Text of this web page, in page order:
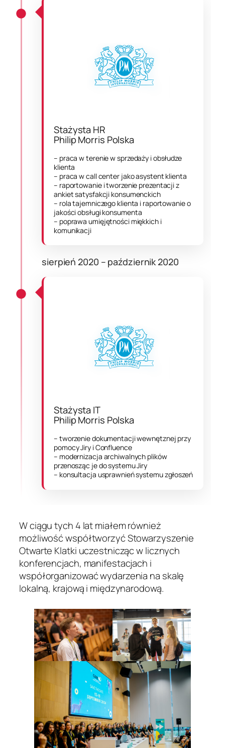
Stażysta HR
Philip Morris Polska
– praca w terenie w sprzedaży i obsłudze
klienta
– praca w call center jako asystent klienta
– raportowanie i tworzenie prezentacji z
ankiet satysfakcji konsumenckich
– rola tajemniczego klienta i raportowanie o
jakości obsługi konsumenta
– poprawa umięjętności miękkich i
komunikacji
sierpień 2020 – październik 2020
Stażysta IT
Philip Morris Polska
– tworzenie dokumentacji wewnętznej przy
pomocy Jiry i Confluence
– modernizacja archiwalnych plików
przenosząc je do systemu Jiry
– konsultacja usprawnień systemu zgłoszeń
W ciągu tych 4 lat miałem również
możliwość współtworzyć Stowarzyszenie
Otwarte Klatki uczestnicząc w licznych
konferencjach, manifestacjach i
współorganizować wydarzenia na skalę
lokalną, krajową i międzynarodową.